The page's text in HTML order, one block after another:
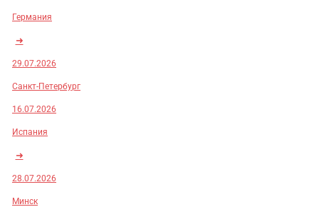
Германия
➜
29.07.2026
Санкт-Петербург
16.07.2026
Испания
➜
28.07.2026
Минск